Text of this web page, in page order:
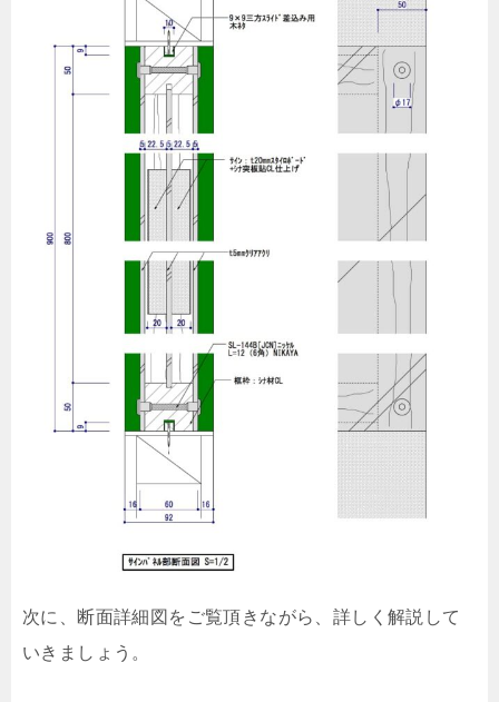
次に、断面詳細図をご覧頂きながら、詳しく解説して
いきましょう。